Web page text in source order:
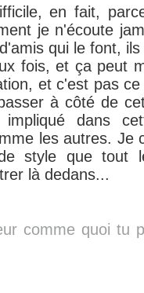
en fait,
je n'écoute
qui le font,
fois, et ça peut
et c'est pas
à côté de
dans
les autres. Je
style que tout
là dedans...
comme quoi tu